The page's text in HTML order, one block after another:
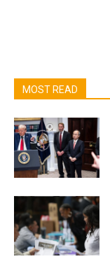
MOST READ